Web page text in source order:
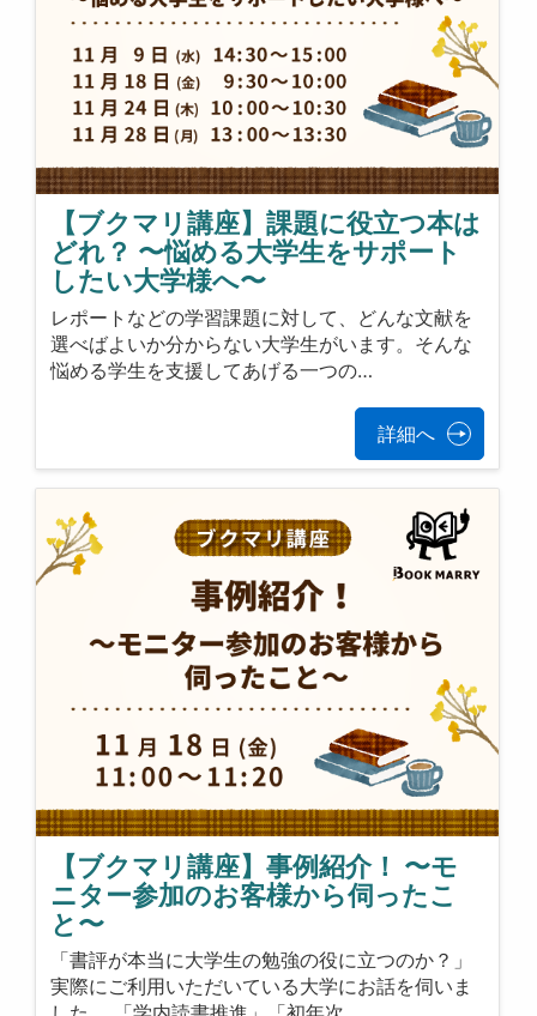
【ブクマリ講座】課題に役立つ本は
どれ？ 〜悩める大学生をサポート
したい大学様へ〜
レポートなどの学習課題に対して、どんな文献を
選べばよいか分からない大学生がいます。そんな
悩める学生を支援してあげる一つの…
詳細へ
【ブクマリ講座】事例紹介！ 〜モ
ニター参加のお客様から伺ったこ
と〜
「書評が本当に大学生の勉強の役に立つのか？」
実際にご利用いただいている大学にお話を伺いま